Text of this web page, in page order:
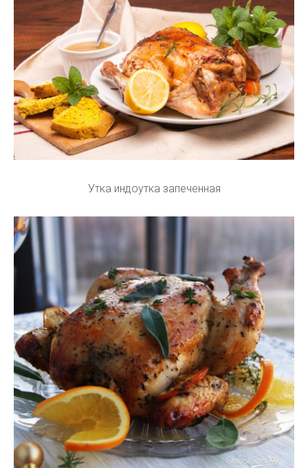
Утка индоутка запеченная